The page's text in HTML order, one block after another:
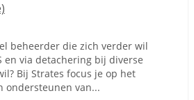
beheerder die zich verder wil
en via detachering bij diverse
Bij Strates focus je op het
ondersteunen van...